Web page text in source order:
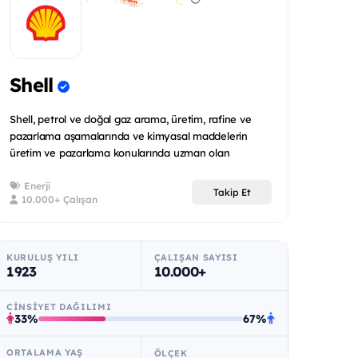
Shell
Shell, petrol ve doğal gaz arama, üretim, rafine ve
pazarlama aşamalarında ve kimyasal maddelerin
üretim ve pazarlama konularında uzman olan
Enerji
10.000+ Çalışan
Takip Et
KURULUŞ YILI
1923
ÇALIŞAN SAYISI
10.000+
CINSIYET DAĞILIMI
33% 67%
ORTALAMA YAŞ ÖLÇEK